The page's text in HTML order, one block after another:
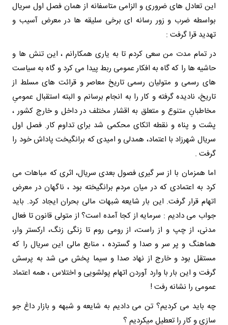
این تعادل های ضروری و الزامی متاسفانه از همان فصل اول سریال
بواسطه ضرب و زور رسانه ای برخی سلیقه ها در معرض آسیب و
تهدید قرا گرفت :
در تمام مدت من سعی کردم تا به یاری همکارانم ، این تنش ها و
حاشیه ها را که گاه به افکار عمومی ربط پیدا می کرد و گاه به سیاست
های رسمی و متولیان رسمی تاریخ معاصر و قرائت های مسلط از
تاریخ، نادیده گرفته و کار را به انجام برسانم و البته استقبال عمومیِ
مخاطبانِ متنوع و متعلق به اقشار مختلف در داخل و خارج کشور ،
پشت و پناه و نقطه اتکای محکمی شد برای تداوم کار. فصل اول
سریال شهرزاد با اعتماد، همدلی و امیدی که برانگیخت پاداش خود را
گرفت .
اما همزمان با از سر گیری فصول بعدی سریال، اثری که مباهات می
کرد به اعتمادی که در میان مردم برانگیخته بود ، ناگهان در معرض
اتهام قرار گرفت. این بار شایعه شبهات مالی بحران ایجاد کرد. باید
جواب می دادیم : سرمایه از کجا آمده است؟ از متولی قانون تا فعال
مدنی، از چپ و از راست، از رومی روم تا زنگی زنگ، ارکستر وار،
هماهنگ و پر سر و صدا و گسترده ، منابع مالی این سریال را که
مستقل بود و خارج از نهاد صدا و سیما پخش می شد به پرسش
گرفت و این بار با وارد آوردن اتهام پولشویی و اختلاس ، همه اعتماد
عمومی را نشانه رفت !
چه باید می کردیم؟ تن می دادیم به شایعه و شبهه و بازار داغ جو
سازی و کار را تعطیل میکردیم ؟